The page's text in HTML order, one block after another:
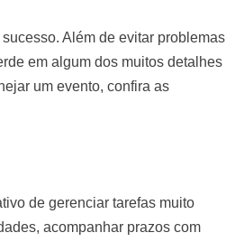
Além de evitar problemas
em algum dos muitos detalhes
um evento, confira as
de gerenciar tarefas muito
acompanhar prazos com